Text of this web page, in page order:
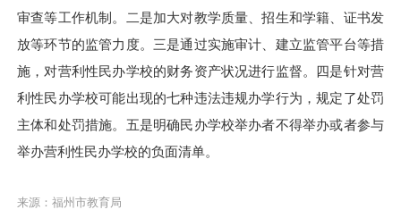
审查等工作机制。二是加大对教学质量、招生和学籍、证书发
放等环节的监管力度。三是通过实施审计、建立监管平台等措
施，对营利性民办学校的财务资产状况进行监督。四是针对营
利性民办学校可能出现的七种违法违规办学行为，规定了处罚
主体和处罚措施。五是明确民办学校举办者不得举办或者参与
举办营利性民办学校的负面清单。
来源：福州市教育局